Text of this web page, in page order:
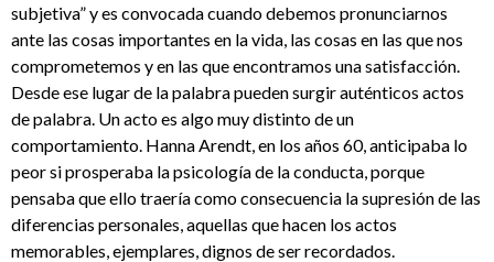
subjetiva” y es convocada cuando debemos pronunciarnos
ante las cosas importantes en la vida, las cosas en las que nos
comprometemos y en las que encontramos una satisfacción.
Desde ese lugar de la palabra pueden surgir auténticos actos
de palabra. Un acto es algo muy distinto de un
comportamiento. Hanna Arendt, en los años 60, anticipaba lo
peor si prosperaba la psicología de la conducta, porque
pensaba que ello traería como consecuencia la supresión de las
diferencias personales, aquellas que hacen los actos
memorables, ejemplares, dignos de ser recordados.